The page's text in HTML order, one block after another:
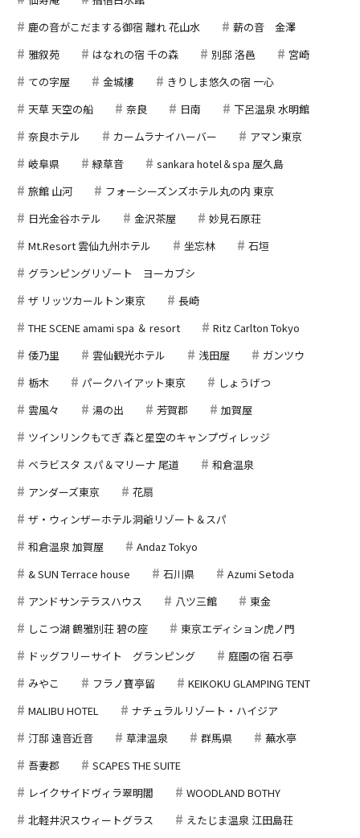
鹿の音がこだまする御宿 離れ 花山水
薪の音 金澤
雅叙苑
はなれの宿 千の森 別邸 洛邑
宮崎
ての字屋
金城樓
きりしま悠久の宿 一心
天草 天空の船
奈良 日南
下呂温泉 水明館
奈良ホテル
カームラナイハーバー
アマン東京
岐阜県
緑草音
sankara hotel＆spa 屋久島
旅館 山河
フォーシーズンズホテル丸の内 東京
日光金谷ホテル
金沢茶屋
妙見石原荘
Mt.Resort 雲仙九州ホテル
坐忘林
石垣
グランピングリゾート ヨーカブシ
ザ リッツカールトン東京
長崎
THE SCENE amami spa ＆ resort
Ritz Carlton Tokyo
倭乃里
雲仙観光ホテル 浅田屋
ガンツウ
栃木
パークハイアット東京
しょうげつ
雲風々
湯の出 芳賀郡
加賀屋
ツインリンクもてぎ 森と星空のキャンプヴィレッジ
ベラビスタ スパ＆マリーナ 尾道
和倉温泉
アンダーズ東京
花扇
ザ・ウィンザーホテル洞爺リゾート＆スパ
和倉温泉 加賀屋
Andaz Tokyo
& SUN Terrace house
石川県
Azumi Setoda
アンドサンテラスハウス
八ツ三館
東金
しこつ湖 鶴雅別荘 碧の座
東京エディション虎ノ門
ドッグフリーサイト グランピング
庭園の宿 石亭
みやこ
フラノ寶亭留
KEIKOKU GLAMPING TENT
MALIBU HOTEL
ナチュラルリゾート・ハイジア
汀邸 遠音近音
草津温泉 群馬県
蕪水亭
吾妻郡
SCAPES THE SUITE
レイクサイドヴィラ翠明閣
WOODLAND BOTHY
北軽井沢スウィートグラス
えたじま温泉 江田島荘